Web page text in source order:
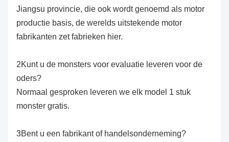
Jiangsu provincie, die ook wordt genoemd als motor
productie basis, de werelds uitstekende motor
fabrikanten zet fabrieken hier.
2Kunt u de monsters voor evaluatie leveren voor de
oders?
Normaal gesproken leveren we elk model 1 stuk
monster gratis.
3Bent u een fabrikant of handelsonderneming?